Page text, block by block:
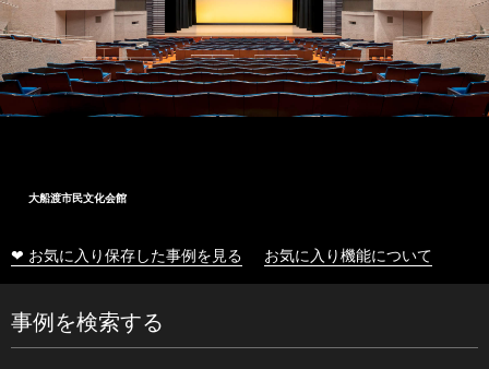
大船渡市民文化会館
❤ お気に入り保存した事例を見る お気に入り機能について
事例を検索する